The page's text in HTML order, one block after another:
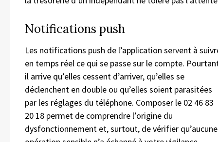
Notifications push
Les notifications push de l’application servent à
en temps réel ce qui se passe sur le compte.
il arrive qu’elles cessent d’arriver, qu’elles se
déclenchent en double ou qu’elles soient parasitées
par les réglages du téléphone. Composer le 02 46 83
20 18 permet de comprendre l’origine du
dysfonctionnement et, surtout, de vérifier qu’aucune